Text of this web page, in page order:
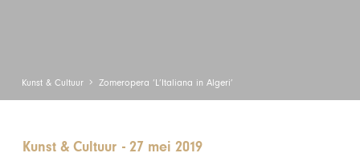
Kunst & Cultuur Zomeropera ‘L’Italiana in Algeri’
Kunst & Cultuur -27 mei 2019